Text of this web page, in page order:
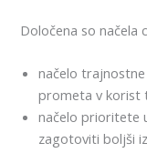
Določena so načela
načelo
prometa v korist
načelo prioritete
zagotoviti boljši